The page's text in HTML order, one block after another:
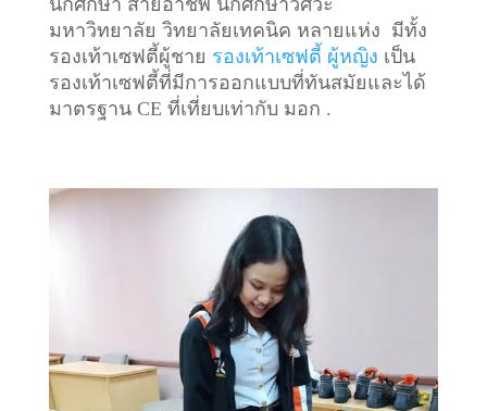
มหาวิทยาลัย วิทยาลัยเทคนิค หลายแห่ง มีทั้ง
รองเท้าเซฟตี้ผู้ชาย รองเท้าเซฟตี้ ผู้หญิง เป็น
รองเท้าเซฟตี้ที่มีการออกแบบที่ทันสมัยและได้
มาตรฐาน CE ที่เที่ยบเท่ากับ มอก .